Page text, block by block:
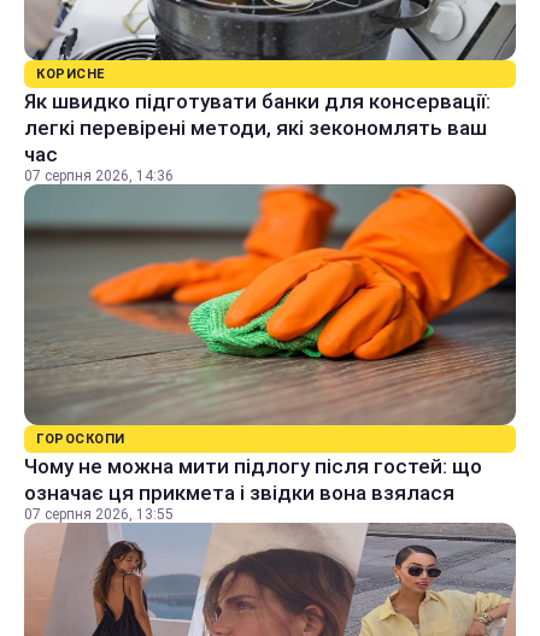
КОРИСНЕ
Як швидко підготувати банки для консервації:
легкі перевірені методи, які зекономлять ваш
час
07 серпня 2026, 14:36
ГОРОСКОПИ
Чому не можна мити підлогу після гостей: що
означає ця прикмета і звідки вона взялася
07 серпня 2026, 13:55